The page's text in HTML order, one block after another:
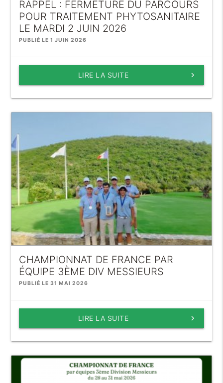
RAPPEL : FERMETURE DU PARCOURS
POUR TRAITEMENT PHYTOSANITAIRE
LE MARDI 2 JUIN 2026
PUBLIÉ LE 1 JUIN 2026
keyboard_arrow_right
LIRE LA SUITE
CHAMPIONNAT DE FRANCE PAR
ÉQUIPE 3ÈME DIV MESSIEURS
PUBLIÉ LE 31 MAI 2026
keyboard_arrow_right
LIRE LA SUITE